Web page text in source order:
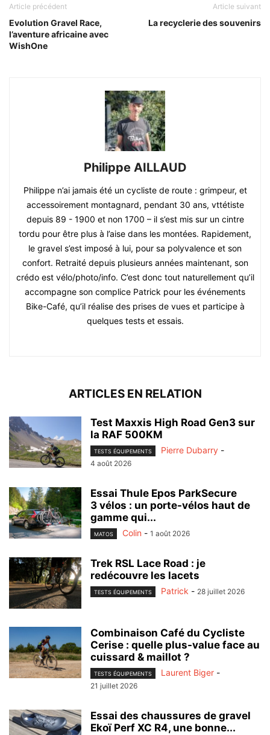
Article précédent
Evolution Gravel Race,
l’aventure africaine avec
WishOne
Article suivant
La recyclerie des souvenirs
Philippe AILLAUD
Philippe n’ai jamais été un cycliste de route : grimpeur, et
accessoirement montagnard, pendant 30 ans, vttétiste
depuis 89 - 1900 et non 1700 – il s’est mis sur un cintre
tordu pour être plus à l’aise dans les montées. Rapidement,
le gravel s’est imposé à lui, pour sa polyvalence et son
confort. Retraité depuis plusieurs années maintenant, son
crédo est vélo/photo/info. C’est donc tout naturellement qu’il
accompagne son complice Patrick pour les événements
Bike-Café, qu’il réalise des prises de vues et participe à
quelques tests et essais.
ARTICLES EN RELATION
Test Maxxis High Road Gen3 sur
la RAF 500KM
TESTS ÉQUIPEMENTS Pierre Dubarry -
4 août 2026
Essai Thule Epos ParkSecure
3 vélos : un porte-vélos haut de
gamme qui...
MATOS Colin - 1 août 2026
Trek RSL Lace Road : je
redécouvre les lacets
TESTS ÉQUIPEMENTS Patrick - 28 juillet 2026
Combinaison Café du Cycliste
Cerise : quelle plus-value face au
cuissard & maillot ?
TESTS ÉQUIPEMENTS Laurent Biger -
21 juillet 2026
Essai des chaussures de gravel
Ekoï Perf XC R4, une bonne...